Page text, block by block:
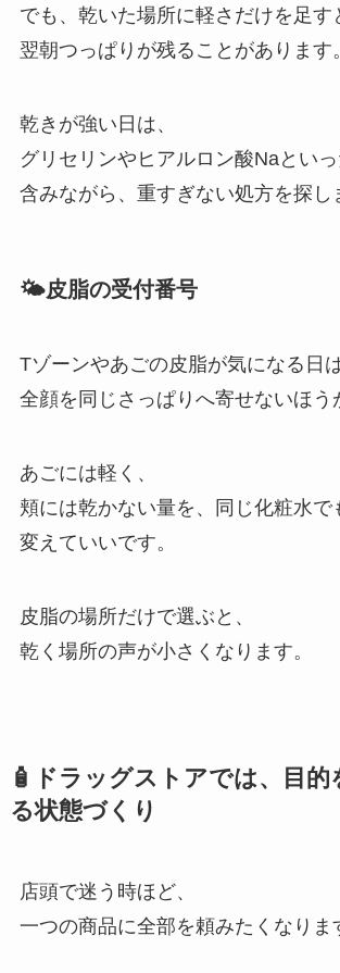
でも、乾いた場所に軽さだけを足す
翌朝つっぱりが残ることがあります。
乾きが強い日は、
グリセリンやヒアルロン酸Naとい
含みながら、重すぎない処方を探し
🌤️皮脂の受付番号
Tゾーンやあごの皮脂が気になる日は
全顔を同じさっぱりへ寄せないほう
あごには軽く、
頬には乾かない量を、同じ化粧水で
変えていいです。
皮脂の場所だけで選ぶと、
乾く場所の声が小さくなります。
🧴ドラッグストアでは、目的
る状態づくり
店頭で迷う時ほど、
一つの商品に全部を頼みたくなりま